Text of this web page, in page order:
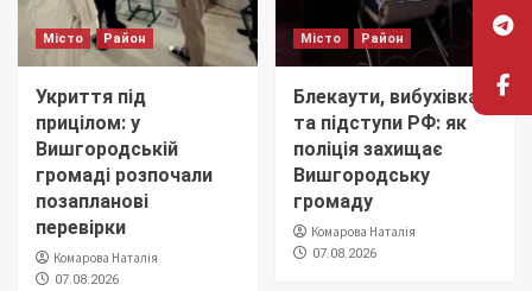
Місто Район
Укриття під
прицілом: у
Вишгородській
громаді розпочали
позапланові
перевірки
Комарова Наталія
07.08.2026
Місто Район
Блекаути, вибухівка
та підступи РФ: як
поліція захищає
Вишгородську
громаду
Комарова Наталія
07.08.2026